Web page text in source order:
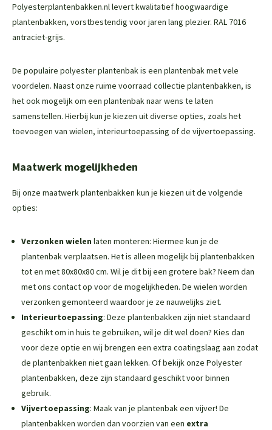
Polyesterplantenbakken.nl levert kwalitatief hoogwaardige
plantenbakken, vorstbestendig voor jaren lang plezier. RAL 7016
antraciet-grijs.
De populaire polyester plantenbak is een plantenbak met vele
voordelen. Naast onze ruime voorraad collectie plantenbakken, is
het ook mogelijk om een plantenbak naar wens te laten
samenstellen. Hierbij kun je kiezen uit diverse opties, zoals het
toevoegen van wielen, interieurtoepassing of de vijvertoepassing.
Maatwerk mogelijkheden
Bij onze maatwerk plantenbakken kun je kiezen uit de volgende
opties:
Verzonken wielen laten monteren: Hiermee kun je de
plantenbak verplaatsen. Het is alleen mogelijk bij plantenbakken
tot en met 80x80x80 cm. Wil je dit bij een grotere bak? Neem dan
met ons contact op voor de mogelijkheden. De wielen worden
verzonken gemonteerd waardoor je ze nauwelijks ziet.
Interieurtoepassing: Deze plantenbakken zijn niet standaard
geschikt om in huis te gebruiken, wil je dit wel doen? Kies dan
voor deze optie en wij brengen een extra coatingslaag aan zodat
de plantenbakken niet gaan lekken. Of bekijk onze Polyester
plantenbakken, deze zijn standaard geschikt voor binnen
gebruik.
Vijvertoepassing: Maak van je plantenbak een vijver! De
plantenbakken worden dan voorzien van een extra